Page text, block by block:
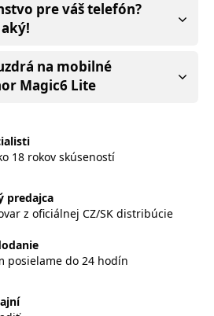
pre váš telefón?
na mobilné
Magic6 Lite
18 rokov skúseností
predajca
z oficiálnej CZ/SK distribúcie
posielame do 24 hodín